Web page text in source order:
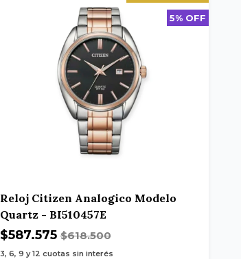
5% OFF
Reloj Citizen Analogico Modelo
Quartz - BI510457E
$587.575$618.500
3, 6, 9 y 12 cuotas sin interés